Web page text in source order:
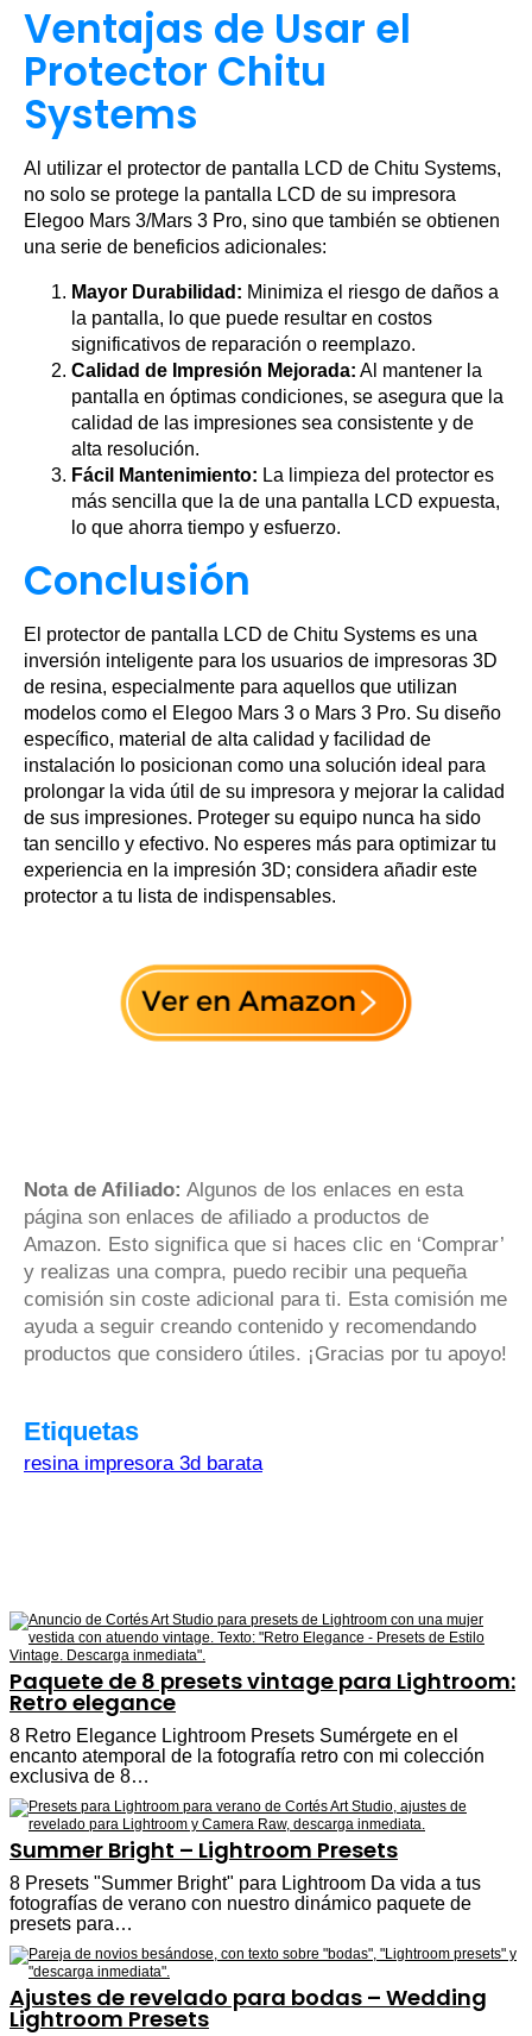
Ventajas de Usar el
Protector Chitu
Systems
Al utilizar el protector de pantalla LCD de Chitu Systems,
no solo se protege la pantalla LCD de su impresora
Elegoo Mars 3/Mars 3 Pro, sino que también se obtienen
una serie de beneficios adicionales:
Mayor Durabilidad: Minimiza el riesgo de daños a
la pantalla, lo que puede resultar en costos
significativos de reparación o reemplazo.
Calidad de Impresión Mejorada: Al mantener la
pantalla en óptimas condiciones, se asegura que la
calidad de las impresiones sea consistente y de
alta resolución.
Fácil Mantenimiento: La limpieza del protector es
más sencilla que la de una pantalla LCD expuesta,
lo que ahorra tiempo y esfuerzo.
Conclusión
El protector de pantalla LCD de Chitu Systems es una
inversión inteligente para los usuarios de impresoras 3D
de resina, especialmente para aquellos que utilizan
modelos como el Elegoo Mars 3 o Mars 3 Pro. Su diseño
específico, material de alta calidad y facilidad de
instalación lo posicionan como una solución ideal para
prolongar la vida útil de su impresora y mejorar la calidad
de sus impresiones. Proteger su equipo nunca ha sido
tan sencillo y efectivo. No esperes más para optimizar tu
experiencia en la impresión 3D; considera añadir este
protector a tu lista de indispensables.
Nota de Afiliado: Algunos de los enlaces en esta
página son enlaces de afiliado a productos de
Amazon. Esto significa que si haces clic en ‘Comprar’
y realizas una compra, puedo recibir una pequeña
comisión sin coste adicional para ti. Esta comisión me
ayuda a seguir creando contenido y recomendando
productos que considero útiles. ¡Gracias por tu apoyo!
Etiquetas
resina impresora 3d barata
Paquete de 8 presets vintage para Lightroom:
Retro elegance
8 Retro Elegance Lightroom Presets Sumérgete en el
encanto atemporal de la fotografía retro con mi colección
exclusiva de 8…
Summer Bright – Lightroom Presets
8 Presets "Summer Bright" para Lightroom Da vida a tus
fotografías de verano con nuestro dinámico paquete de
presets para…
Ajustes de revelado para bodas – Wedding
Lightroom Presets